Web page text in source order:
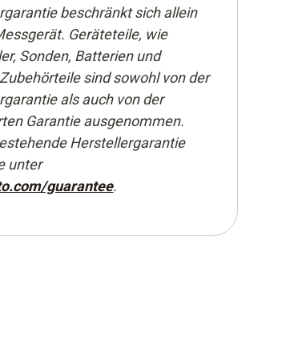
beschränkt sich allein
Geräteteile, wie
Sonden, Batterien und
sind sowohl von der
als auch von der
Garantie ausgenommen.
Herstellergarantie
unter
guarantee.